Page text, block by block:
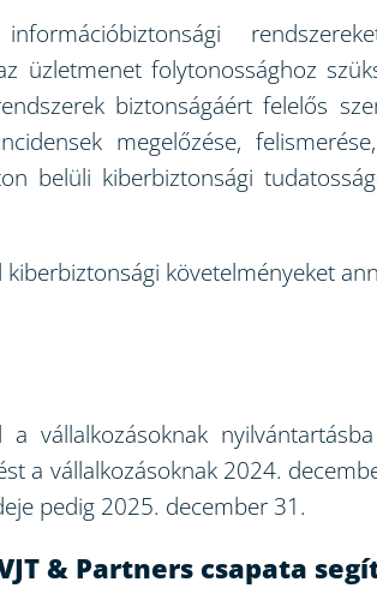
üzletmenet folytonossághoz
biztonságáért felelős
megelőzése,
belüli kiberbiztonsági
követelményeket
a vállalkozásoknak 2024.
pedig 2025. december 31.
& Partners csapata